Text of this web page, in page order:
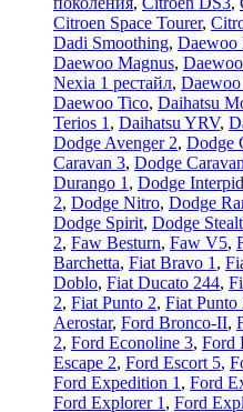
Citroen Space Tourer,
Dadi Smoothing, Daewoo
Daewoo Magnus,
Nexia 1 рестайл,
Daewoo Tico, Daihatsu
Terios 1 , Daihatsu YRV,
Dodge Avenger 2, Dodge
Caravan 3, Dodge
Durango 1 , Dodge
2, Dodge Nitro, Dodge
Dodge Spirit, Dodge
2, Faw Besturn, Faw V5,
Barchetta, Fiat Bravo 1 ,
Doblo, Fiat Ducato 244,
2, Fiat Punto 2, Fiat Punto
Aerostar, Ford Bronco-II,
2, Ford Econoline 3, Ford
Escape 2, Ford Escort 5,
Ford Expedition 1 , Ford
Ford Explorer 1 , Ford